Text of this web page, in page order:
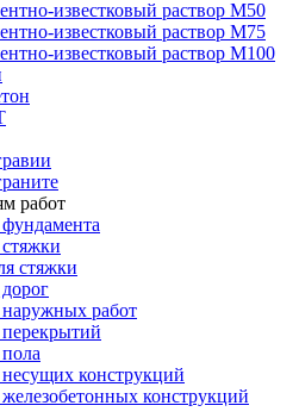
известковый раствор М50
известковый раствор М75
известковый раствор М100
работ
стяжки
наружных работ
конструкций
конструкций